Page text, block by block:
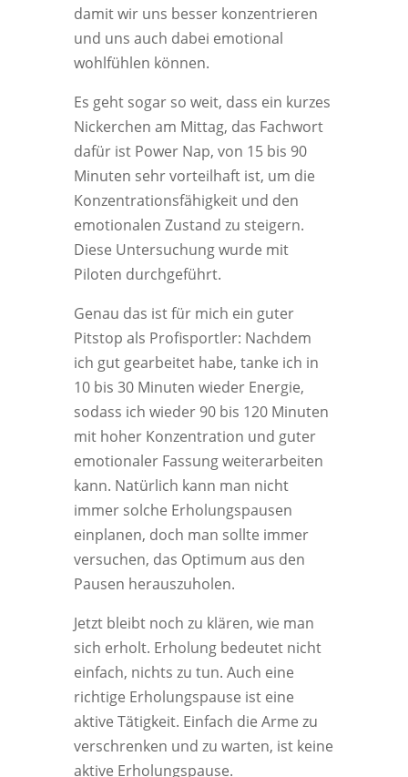
damit wir uns besser konzentrieren
und uns auch dabei emotional
wohlfühlen können.
Es geht sogar so weit, dass ein kurzes
Nickerchen am Mittag, das Fachwort
dafür ist Power Nap, von 15 bis 90
Minuten sehr vorteilhaft ist, um die
Konzentrationsfähigkeit und den
emotionalen Zustand zu steigern.
Diese Untersuchung wurde mit
Piloten durchgeführt.
Genau das ist für mich ein guter
Pitstop als Profisportler: Nachdem
ich gut gearbeitet habe, tanke ich in
10 bis 30 Minuten wieder Energie,
sodass ich wieder 90 bis 120 Minuten
mit hoher Konzentration und guter
emotionaler Fassung weiterarbeiten
kann. Natürlich kann man nicht
immer solche Erholungspausen
einplanen, doch man sollte immer
versuchen, das Optimum aus den
Pausen herauszuholen.
Jetzt bleibt noch zu klären, wie man
sich erholt. Erholung bedeutet nicht
einfach, nichts zu tun. Auch eine
richtige Erholungspause ist eine
aktive Tätigkeit. Einfach die Arme zu
verschrenken und zu warten, ist keine
aktive Erholungspause.